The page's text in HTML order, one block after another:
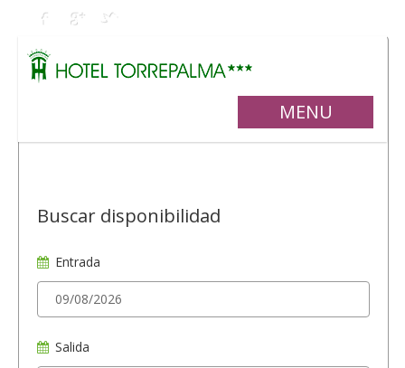
MENU
Buscar disponibilidad
Entrada
Salida